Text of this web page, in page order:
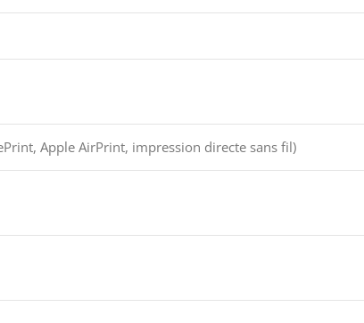
Apple AirPrint, impression directe sans fil)